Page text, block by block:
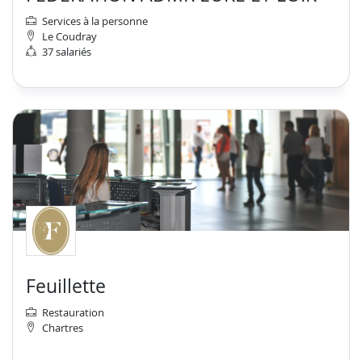
Services à la personne
Le Coudray
37 salariés
Feuillette
Restauration
Chartres